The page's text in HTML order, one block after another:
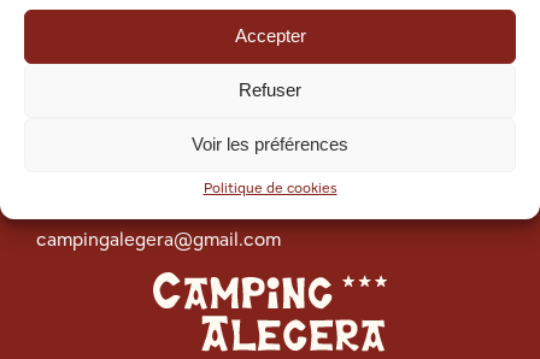
Accepter
Refuser
Voir les préférences
Politique de cookies
209 Route d’Espelette
campingalegera@gmail.com